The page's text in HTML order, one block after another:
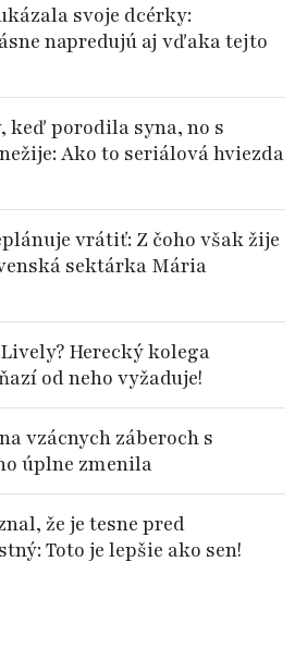
svoje dcérky:
napredujú aj vďaka tejto
keď porodila syna, no s
Ako to seriálová hviezda
vrátiť: Z čoho však žije
sektárka Mária
Herecký kolega
od neho vyžaduje!
vzácnych záberoch s
úplne zmenila
že je tesne pred
Toto je lepšie ako sen!